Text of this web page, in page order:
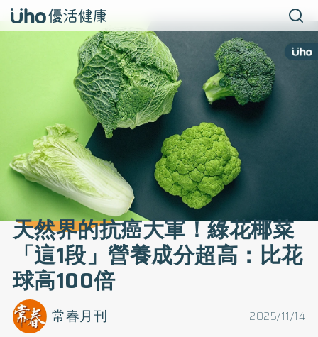
天然界的抗癌大軍！綠花椰菜
「這1段」營養成分超高：比花
球高100倍
2025/11/14
常春月刊